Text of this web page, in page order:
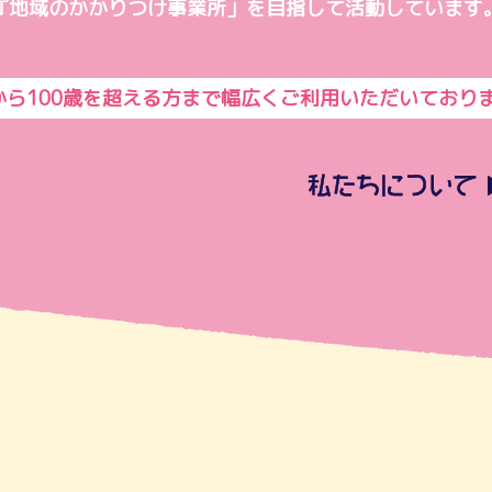
地域のかかりつけ事業所」を目指して活動しています
ら100歳を超える方まで幅広くご利用いただいており